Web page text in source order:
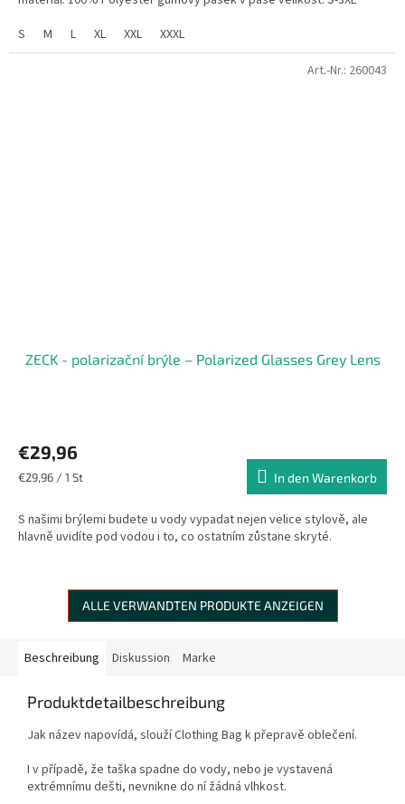
S
M L XL XXL XXXL
ZECK - polarizační brýle – Polarized Glasses Grey Lens
€29,96
Verkaufspreis:
€29,96 / 1 St In den Warenkorb
S našimi brýlemi budete u vody vypadat nejen velice stylově, ale
hlavně uvidíte pod vodou i to, co ostatním zůstane skryté.
Art.-Nr.: 260043
ALLE VERWANDTEN PRODUKTE ANZEIGEN
Beschreibung Diskussion Marke
Produktdetailbeschreibung
Jak název napovídá, slouží Clothing Bag k přepravě oblečení.
I v případě, že taška spadne do vody, nebo je vystavená
extrémnímu dešti, nevnikne do ní žádná vlhkost.